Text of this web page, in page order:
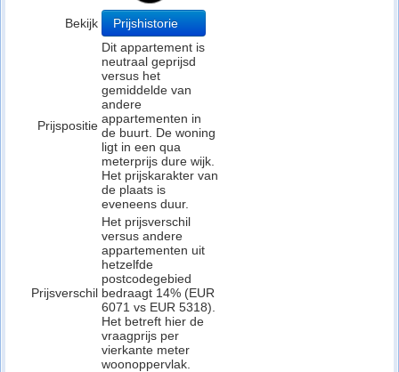
Bekijk Prijshistorie
Prijspositie
Dit appartement is
neutraal geprijsd
versus het
gemiddelde van
andere
appartementen in
de buurt. De woning
ligt in een qua
meterprijs dure wijk.
Het prijskarakter van
de plaats is
eveneens duur.
Prijsverschil
Het prijsverschil
versus andere
appartementen uit
hetzelfde
postcodegebied
bedraagt 14% (EUR
6071 vs EUR 5318).
Het betreft hier de
vraagprijs per
vierkante meter
woonoppervlak.